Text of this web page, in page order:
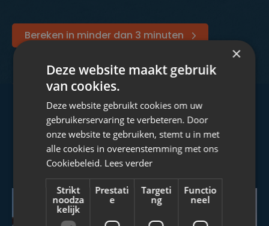
Bereken in minder dan 3 minuten
GEWELDIGE RESULTATEN MET STUCWERK!
Stucwerk voor en na
×
Deze website maakt gebruik
van cookies.
Deze website gebruikt cookies om uw
gebruikerservaring te verbeteren. Door
onze website te gebruiken, stemt u in met
alle cookies in overeenstemming met ons
Cookiebeleid. Lees verder
Strikt
noodza
kelijk
Prestati
e
Targeti
ng
Functio
neel